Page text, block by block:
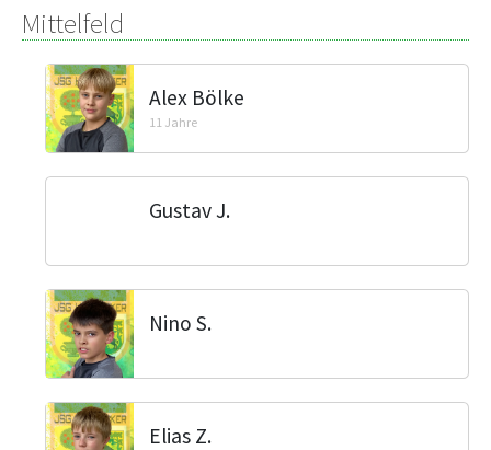
Mittelfeld
Alex Bölke
11 Jahre
Gustav J.
Nino S.
Elias Z.